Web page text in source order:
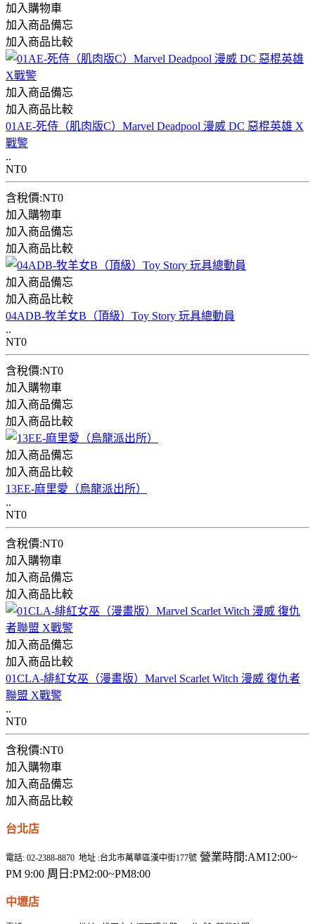
加入購物車
加入商品備忘
加入商品比較
加入商品備忘
加入商品比較
01AE-死侍（肌肉版C）Marvel Deadpool 漫威 DC 惡棍英雄 X
戰警
..
NT0
含稅價:NT0
加入購物車
加入商品備忘
加入商品比較
加入商品備忘
加入商品比較
04ADB-牧羊女B（頂級）Toy Story 玩具總動員
..
NT0
含稅價:NT0
加入購物車
加入商品備忘
加入商品比較
加入商品備忘
加入商品比較
13EE-麻里愛（烏龍派出所）
..
NT0
含稅價:NT0
加入購物車
加入商品備忘
加入商品比較
加入商品備忘
加入商品比較
01CLA-緋紅女巫（漫畫版）Marvel Scarlet Witch 漫威 復仇者
聯盟 X戰警
..
NT0
含稅價:NT0
加入購物車
加入商品備忘
加入商品比較
台北店
電話: 02-2388-8870 地址 :台北市萬華區漢中街177號 營業時間:AM12:00~
PM 9:00 周日:PM2:00~PM8:00
中壢店